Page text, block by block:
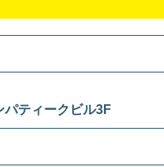
パティークビル3F